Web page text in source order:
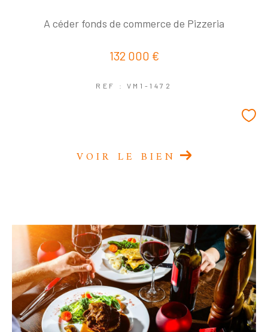
A céder fonds de commerce de Pizzeria
132 000 €
REF : VM1-1472
VOIR LE BIEN